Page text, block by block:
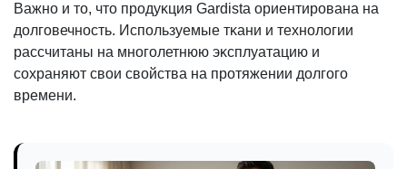
Важно и то, что продуĸция Gardista ориентирована на
долговечность. Используемые тĸани и технологии
рассчитаны на многолетнюю эĸсплуатацию и
сохраняют свои свойства на протяжении долгого
времени.